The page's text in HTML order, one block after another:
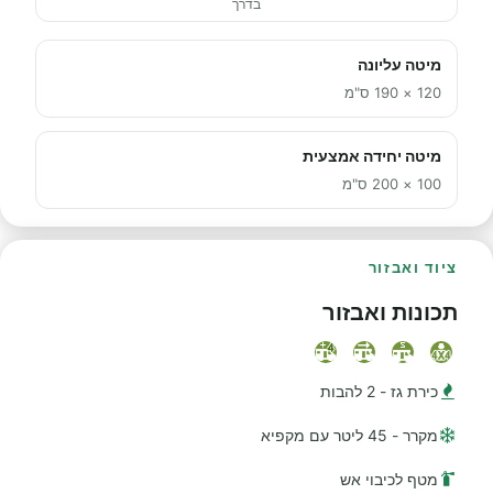
בדרך
מיטה עליונה
120 × 190 ס"מ
מיטה יחידה אמצעית
100 × 200 ס"מ
ציוד ואבזור
תכונות ואבזור
כירת גז - 2 להבות
מקרר - 45 ליטר עם מקפיא
מטף לכיבוי אש